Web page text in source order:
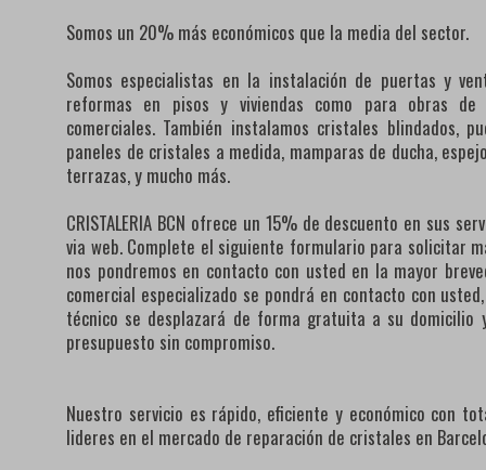
Somos un 20% más económicos que la media del sector.
Somos especialistas en la instalación de puertas y
reformas en pisos y viviendas como para obras
comerciales. También instalamos cristales blindados,
paneles de cristales a medida, mamparas de ducha,
terrazas, y mucho más.
CRISTALERIA BCN ofrece un 15% de descuento en sus
via web. Complete el siguiente formulario para solicitar
nos pondremos en contacto con usted en la mayor
comercial especializado se pondrá en contacto con
técnico se desplazará de forma gratuita a su domicilio
presupuesto sin compromiso.
Nuestro servicio es rápido, eficiente y económico con
lideres en el mercado de reparación de cristales en